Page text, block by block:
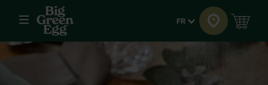
Menu Langue
FR